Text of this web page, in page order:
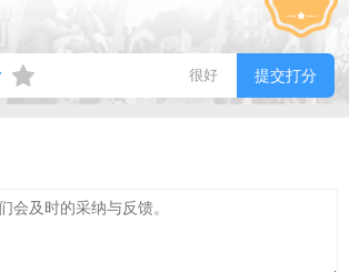
很好 提交打分